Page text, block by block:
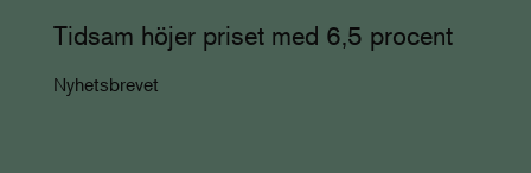
Tidsam höjer priset med 6,5 procent
Nyhetsbrevet